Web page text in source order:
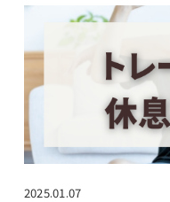
2025.01.07